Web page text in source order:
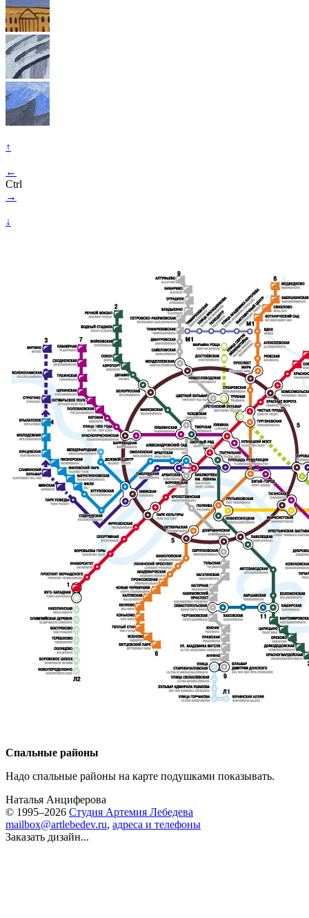
↑
←
Ctrl
→
↓
Спальные районы
Надо спальные районы на карте подушками показывать.
Наталья Анциферова
© 1995–2026 Студия Артемия Лебедева
mailbox@artlebedev.ru, адреса и телефоны
Заказать дизайн...